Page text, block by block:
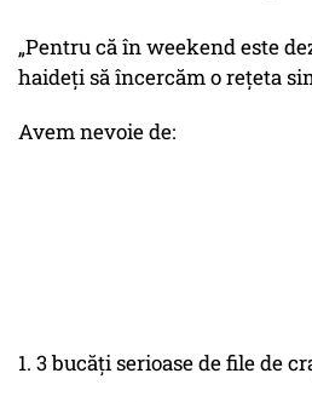
„Pentru că în weekend este
haideți să încercăm o rețeta
Avem nevoie de:
1. 3 bucăți serioase de file de